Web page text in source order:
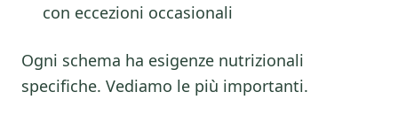
con eccezioni occasionali
Ogni schema ha esigenze nutrizionali
specifiche. Vediamo le più importanti.